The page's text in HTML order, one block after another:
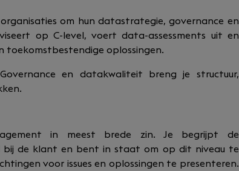
om hun datastrategie, governance en
op C-level, voert data-assessments uit en
toekomstbestendige oplossingen.
en datakwaliteit breng je structuur,
in meest brede zin. Je begrijpt de
bij de klant en bent in staat om op dit niveau te
voor issues en oplossingen te presenteren.